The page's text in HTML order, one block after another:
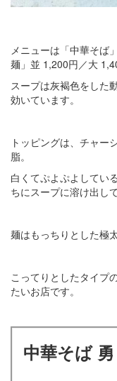
メニューは「中華そば
麺」並 1,200円／大
スープは灰褐色をした
効いています。
トッピングは、チャー
脂。
白くてぷよぷよしてい
ちにスープに溶け出し
麺はもっちりとした極
こってりとしたタイプ
たいお店です。
中華そば 勇